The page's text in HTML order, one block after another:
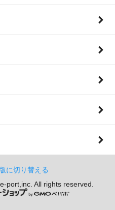
に切り替える
port,inc. All rights reserved.